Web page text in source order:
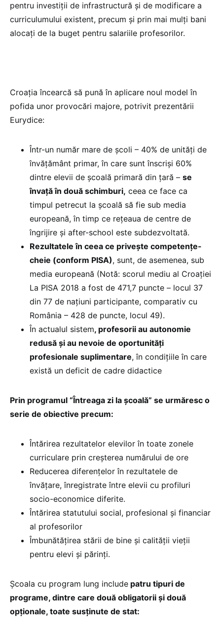
pentru investiții de infrastructură și de modificare a
curriculumului existent, precum și prin mai mulți bani
alocați de la buget pentru salariile profesorilor.
Croația încearcă să pună în aplicare noul model în
pofida unor provocări majore, potrivit prezentării
Eurydice:
Într-un număr mare de școli – 40% de unități de
învățământ primar, în care sunt înscriși 60%
dintre elevii de școală primară din țară – se
învață în două schimburi, ceea ce face ca
timpul petrecut la școală să fie sub media
europeană, în timp ce rețeaua de centre de
îngrijire și after-school este subdezvoltată.
Rezultatele în ceea ce privește competențe-
cheie (conform PISA), sunt, de asemenea, sub
media europeană (Notă: scorul mediu al Croației
La PISA 2018 a fost de 471,7 puncte – locul 37
din 77 de națiuni participante, comparativ cu
România – 428 de puncte, locul 49).
În actualul sistem, profesorii au autonomie
redusă și au nevoie de oportunități
profesionale suplimentare, în condițiile în care
există un deficit de cadre didactice
Prin programul “Întreaga zi la școală” se urmăresc o
serie de obiective precum:
Întărirea rezultatelor elevilor în toate zonele
curriculare prin creșterea numărului de ore
Reducerea diferențelor în rezultatele de
învățare, înregistrate între elevii cu profiluri
socio-economice diferite.
Întărirea statutului social, profesional și financiar
al profesorilor
Îmbunătățirea stării de bine și calității vieții
pentru elevi și părinți.
Școala cu program lung include patru tipuri de
programe, dintre care două obligatorii și două
opționale, toate susținute de stat: